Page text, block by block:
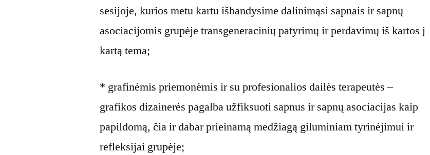
sesijoje, kurios metu kartu išbandysime dalinimąsi sapnais ir sapnų
asociacijomis grupėje transgeneracinių patyrimų ir perdavimų iš kartos į
kartą tema;
* grafinėmis priemonėmis ir su profesionalios dailės terapeutės –
grafikos dizainerės pagalba užfiksuoti sapnus ir sapnų asociacijas kaip
papildomą, čia ir dabar prieinamą medžiagą giluminiam tyrinėjimui ir
refleksijai grupėje;